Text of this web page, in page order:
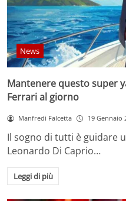
News
Mantenere questo super
Ferrari al giorno
Manfredi Falcetta 19 Gennaio
Il sogno di tutti è guidare
Leonardo Di Caprio…
Leggi di più